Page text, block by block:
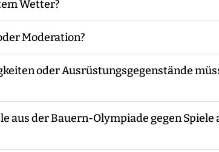
Materialien zum vereinbarten Treffpunkt,
erfolgt eine Einweisung in Materialien
Euch der Guide die ganze Zeit bzw. steht
Auswertung und eine Siegerehrung.
Wetter?
bei jedem Wetter statt. Eine Ausnahme
Moderation?
sind - je nach Teilnehmerzahl - immer ein
oder Ausrüstungsgegenstände
oder Ausrüstungsgegenstände
Teilnehmer machbar und unterhaltsam sind.
aus der Bauern-Olympiade gegen Spiele